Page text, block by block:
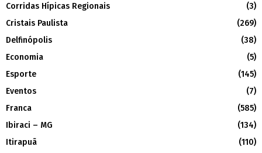
Corridas Hípicas Regionais
(3)
Cristais Paulista
(269)
Delfinópolis
(38)
Economia
(5)
Esporte
(145)
Eventos
(7)
Franca
(585)
Ibiraci – MG
(134)
Itirapuã
(110)